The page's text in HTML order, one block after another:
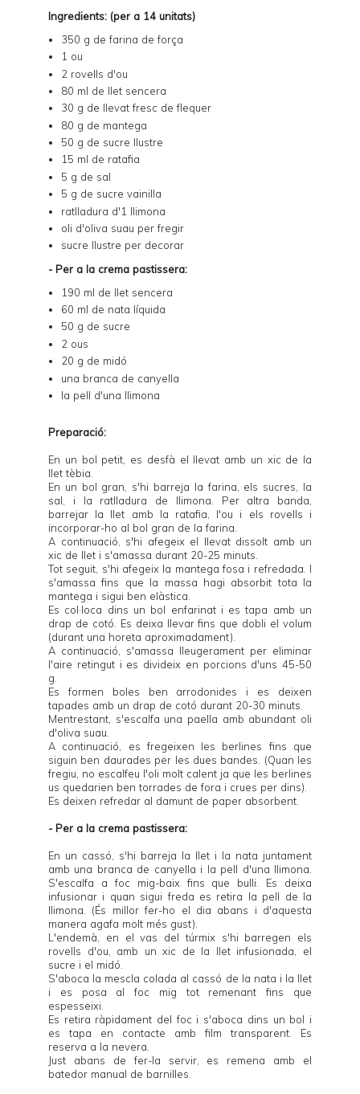
Ingredients: (per a 14 unitats)
350 g de farina de força
1 ou
2 rovells d'ou
80 ml de llet sencera
30 g de llevat fresc de flequer
80 g de mantega
50 g de sucre llustre
15 ml de ratafia
5 g de sal
5 g de sucre vainilla
ratlladura d'1 llimona
oli d'oliva suau per fregir
sucre llustre per decorar
- Per a la crema pastissera:
190 ml de llet sencera
60 ml de nata líquida
50 g de sucre
2 ous
20 g de midó
una branca de canyella
la pell d'una llimona
Preparació:
En un bol petit, es desfà el llevat amb un xic de la
llet tèbia.
En un bol gran, s'hi barreja la farina, els sucres, la
sal, i la ratlladura de llimona. Per altra banda,
barrejar la llet amb la ratafia, l'ou i els rovells i
incorporar-ho al bol gran de la farina.
A continuació, s'hi afegeix el llevat dissolt amb un
xic de llet i s'amassa durant 20-25 minuts.
Tot seguit, s'hi afegeix la mantega fosa i refredada. I
s'amassa fins que la massa hagi absorbit tota la
mantega i sigui ben elàstica.
Es col·loca dins un bol enfarinat i es tapa amb un
drap de cotó. Es deixa llevar fins que dobli el volum
(durant una horeta aproximadament).
A continuació, s'amassa lleugerament per eliminar
l'aire retingut i es divideix en porcions d'uns 45-50
g.
Es formen boles ben arrodonides i es deixen
tapades amb un drap de cotó durant 20-30 minuts.
Mentrestant, s'escalfa una paella amb abundant oli
d'oliva suau.
A continuació, es fregeixen les berlines fins que
siguin ben daurades per les dues bandes. (Quan les
fregiu, no escalfeu l'oli molt calent ja que les berlines
us quedarien ben torrades de fora i crues per dins).
Es deixen refredar al damunt de paper absorbent.
- Per a la crema pastissera:
En un cassó, s'hi barreja la llet i la nata juntament
amb una branca de canyella i la pell d'una llimona.
S'escalfa a foc mig-baix fins que bulli. Es deixa
infusionar i quan sigui freda es retira la pell de la
llimona. (És millor fer-ho el dia abans i d'aquesta
manera agafa molt més gust).
L'endemà, en el vas del túrmix s'hi barregen els
rovells d'ou, amb un xic de la llet infusionada, el
sucre i el midó.
S'aboca la mescla colada al cassó de la nata i la llet
i es posa al foc mig tot remenant fins que
espesseixi.
Es retira ràpidament del foc i s'aboca dins un bol i
es tapa en contacte amb film transparent. Es
reserva a la nevera.
Just abans de fer-la servir, es remena amb el
batedor manual de barnilles.